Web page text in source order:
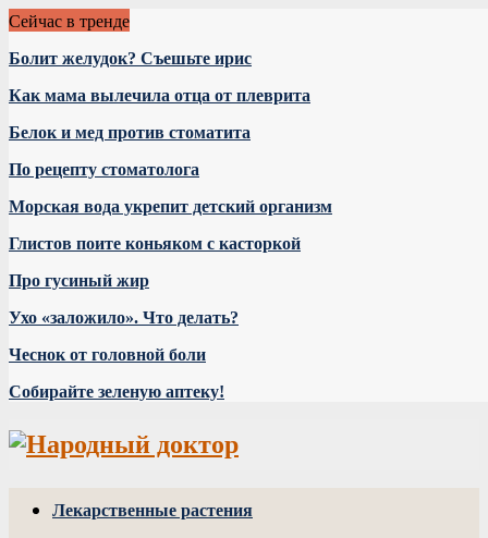
Сейчас в тренде
Болит желудок? Съешьте ирис
Как мама вылечила отца от плеврита
Белок и мед против стоматита
По рецепту стоматолога
Морская вода укрепит детский организм
Глистов поите коньяком с касторкой
Про гусиный жир
Ухо «заложило». Что делать?
Чеснок от головной боли
Собирайте зеленую аптеку!
Лекарственные растения